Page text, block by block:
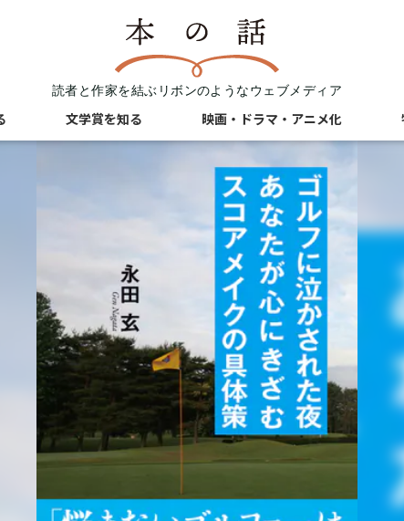
読者と作家を結ぶリボンのようなウェブメディア
文学賞を知る 映画・ドラマ・アニメ化